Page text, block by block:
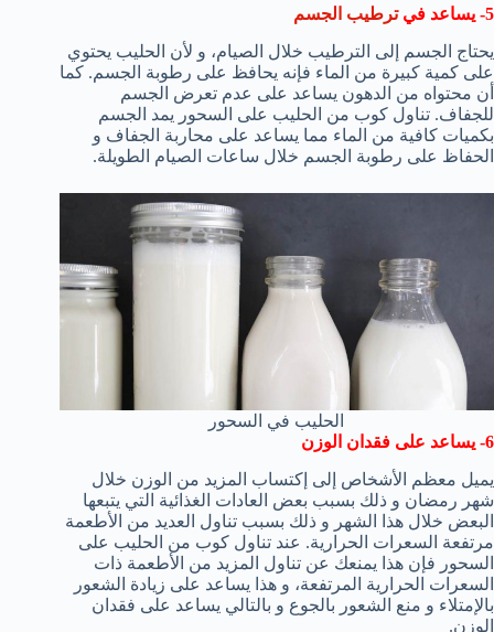
5- يساعد في
ترطيب الجسم
يحتاج الجسم إلى الترطيب خلال الصيام، و لأن الحليب يحتوي
على كمية كبيرة من الماء فإنه يحافظ على رطوبة الجسم. كما
أن محتواه من الدهون يساعد على عدم تعرض الجسم
للجفاف. تناول كوب من الحليب على السحور يمد الجسم
بكميات كافية من الماء مما يساعد على محاربة الجفاف و
الحفاظ على رطوبة الجسم خلال ساعات الصيام الطويلة.
الحليب في السحور
6- يساعد على فقدان الوزن
يميل معظم الأشخاص إلى إكتساب المزيد من الوزن خلال
شهر رمضان و ذلك بسبب بعض العادات الغذائية التي يتبعها
البعض خلال هذا الشهر و ذلك بسبب تناول العديد من الأطعمة
مرتفعة السعرات الحرارية. عند تناول كوب من الحليب على
السحور فإن هذا يمنعك عن تناول المزيد من الأطعمة ذات
السعرات الحرارية المرتفعة، و هذا يساعد على زيادة الشعور
بالإمتلاء و منع الشعور بالجوع و بالتالي يساعد على فقدان
الوزن.